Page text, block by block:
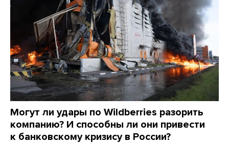
Могут ли удары по Wildberries разорить
компанию? И способны ли они привести
к банковскому кризису в России?